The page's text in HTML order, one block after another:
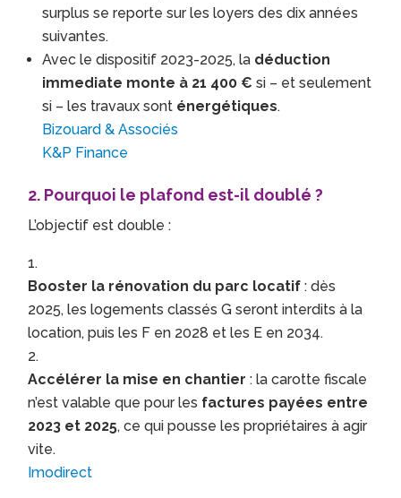
surplus se reporte sur les loyers des dix années
suivantes.
Avec le dispositif 2023-2025, la déduction
immediate monte à 21 400 € si – et seulement
si – les travaux sont énergétiques.
Bizouard & Associés
K&P Finance
2. Pourquoi le plafond est-il doublé ?
L’objectif est double :
Booster la rénovation du parc locatif : dès
2025, les logements classés G seront interdits à la
location, puis les F en 2028 et les E en 2034.
Accélérer la mise en chantier : la carotte fiscale
n’est valable que pour les factures payées entre
2023 et 2025, ce qui pousse les propriétaires à agir
vite.
Imodirect